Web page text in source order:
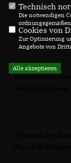
Die
denen die CDU
Kollmeier und
Technisch
Die notwendigen
Cookies von
Zur Optimierung
Angebote von
Alle akzeptieren